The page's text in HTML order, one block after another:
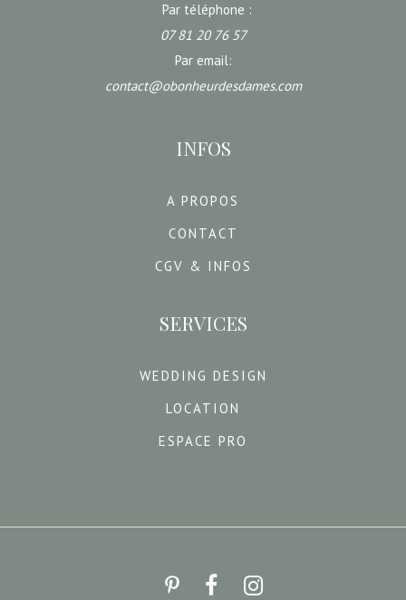
Par téléphone :
07 81 20 76 57
Par email:
contact@obonheurdesdames.com
INFOS
A PROPOS
CONTACT
CGV & INFOS
SERVICES
WEDDING DESIGN
LOCATION
ESPACE PRO